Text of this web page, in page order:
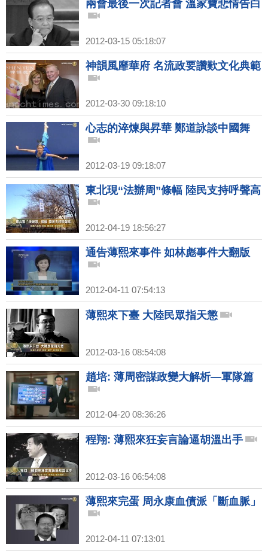
兩會最後一次記者會 溫家寶悲情告白
2012-03-15 05:18:07
神韻風靡華府 名流政要讚歎文化典範
2012-03-30 09:18:10
心志的淬煉與昇華 鄭道詠談中國舞
2012-03-19 09:18:07
東北現“法辦周”條幅 陸民支持呼聲高
2012-04-19 18:56:27
通告薄熙來事件 如林彪事件大翻版
2012-04-11 07:54:13
薄熙來下臺 大陸民眾指天懲
2012-03-16 08:54:08
趙培: 薄周密謀政變大解析—軍隊篇
2012-04-20 08:36:26
程翔: 薄熙來狂妄言論逼胡溫出手
2012-03-16 06:54:08
薄熙來完蛋 周永康血債派「斷血脈」
2012-04-11 07:13:01